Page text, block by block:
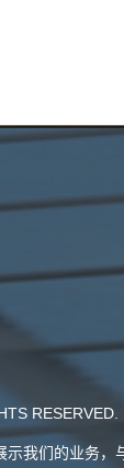
RESERVED.
我们的业务